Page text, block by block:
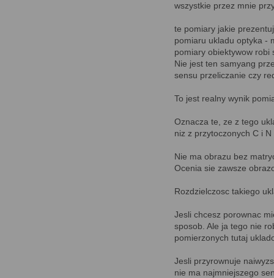
wszystkie przez mnie
te pomiary jakie
pomiaru ukladu optyka -
pomiary obiektywow robi
Nie jest ten samyang
sensu przeliczanie czy
To jest realny wynik
Oznacza te, ze z tego
niz z przytoczonych C i
Nie ma obrazu bez
Ocenia sie zawsze
Rozdzielczosc takiego
Jesli chcesz porownac
sposob. Ale ja tego nie
pomierzonych tutaj
Jesli przyrownuje
nie ma najmniejszego